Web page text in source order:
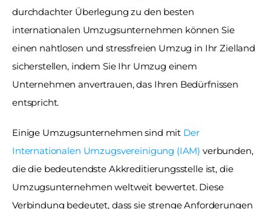
durchdachter Überlegung zu den besten
internationalen Umzugsunternehmen können Sie
einen nahtlosen und stressfreien Umzug in Ihr Zielland
sicherstellen, indem Sie Ihr Umzug einem
Unternehmen anvertrauen, das Ihren Bedürfnissen
entspricht.
Einige Umzugsunternehmen sind mit Der
Internationalen Umzugsvereinigung (IAM) verbunden,
die die bedeutendste Akkreditierungsstelle ist, die
Umzugsunternehmen weltweit bewertet. Diese
Verbindung bedeutet, dass sie strenge Anforderungen